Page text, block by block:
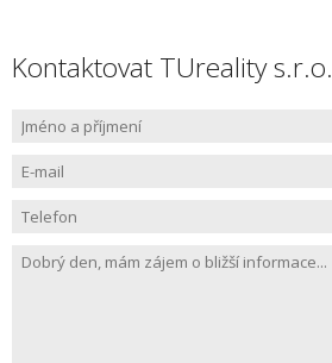
Kontaktovat TUreality s.r.o.